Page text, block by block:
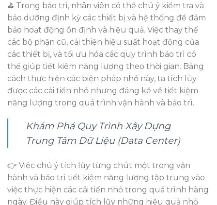
️⛳ Trong bảo trì, nhân viên có thể chú ý kiểm tra và
bảo dưỡng định kỳ các thiết bị và hệ thống để đảm
bảo hoạt động ổn định và hiệu quả. Việc thay thế
các bộ phận cũ, cải thiện hiệu suất hoạt động của
các thiết bị, và tối ưu hóa các quy trình bảo trì có
thể giúp tiết kiệm năng lượng theo thời gian. Bằng
cách thực hiện các biện pháp nhỏ này, ta tích lũy
được các cải tiến nhỏ nhưng đáng kể về tiết kiệm
năng lượng trong quá trình vận hành và bảo trì.
Khám Phá Quy Trình Xây Dựng
Trung Tâm Dữ Liệu (Data Center)
👉 Việc chú ý tích lũy từng chút một trong vận
hành và bảo trì tiết kiệm năng lượng tập trung vào
việc thực hiện các cải tiến nhỏ trong quá trình hàng
ngày. Điều này giúp tích lũy những hiệu quả nhỏ